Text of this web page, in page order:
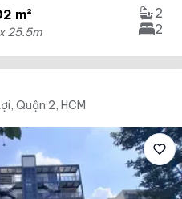
m²
25.5m
2
2
Quận 2, HCM